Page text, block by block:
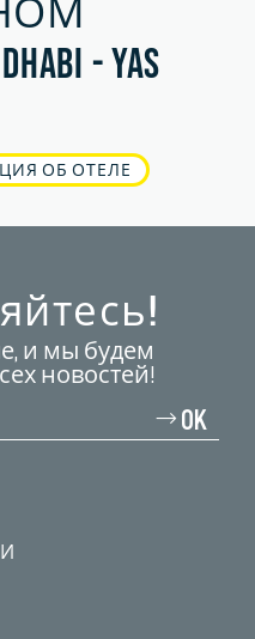
- YAS
ОБ ОТЕЛЕ
и мы будем
новостей!
OK